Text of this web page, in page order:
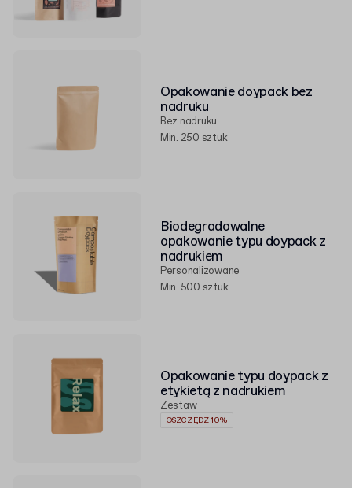
Opakowanie doypack bez
nadruku
Bez nadruku
Min. 250 sztuk
Biodegradowalne
opakowanie typu doypack z
nadrukiem
Personalizowane
Min. 500 sztuk
Opakowanie typu doypack z
etykietą z nadrukiem
Zestaw
OSZCZĘDŹ 10%